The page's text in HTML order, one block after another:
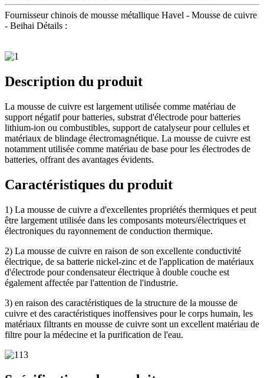
Fournisseur chinois de mousse métallique Havel - Mousse de cuivre
- Beihai Détails :
Description du produit
La mousse de cuivre est largement utilisée comme matériau de
support négatif pour batteries, substrat d'électrode pour batteries
lithium-ion ou combustibles, support de catalyseur pour cellules et
matériaux de blindage électromagnétique. La mousse de cuivre est
notamment utilisée comme matériau de base pour les électrodes de
batteries, offrant des avantages évidents.
Caractéristiques du produit
1) La mousse de cuivre a d'excellentes propriétés thermiques et peut
être largement utilisée dans les composants moteurs/électriques et
électroniques du rayonnement de conduction thermique.
2) La mousse de cuivre en raison de son excellente conductivité
électrique, de sa batterie nickel-zinc et de l'application de matériaux
d'électrode pour condensateur électrique à double couche est
également affectée par l'attention de l'industrie.
3) en raison des caractéristiques de la structure de la mousse de
cuivre et des caractéristiques inoffensives pour le corps humain, les
matériaux filtrants en mousse de cuivre sont un excellent matériau de
filtre pour la médecine et la purification de l'eau.